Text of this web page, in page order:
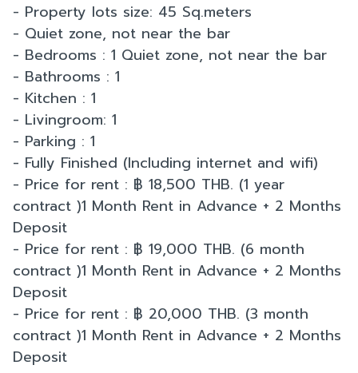
- Property lots size: 45 Sq.meters
- Quiet zone, not near the bar
- Bedrooms : 1 Quiet zone, not near the bar
- Bathrooms : 1
- Kitchen : 1
- Livingroom: 1
- Parking : 1
- Fully Finished (Including internet and wifi)
- Price for rent : ฿ 18,500 THB. (1 year
contract )1 Month Rent in Advance + 2 Months
Deposit
- Price for rent : ฿ 19,000 THB. (6 month
contract )1 Month Rent in Advance + 2 Months
Deposit
- Price for rent : ฿ 20,000 THB. (3 month
contract )1 Month Rent in Advance + 2 Months
Deposit